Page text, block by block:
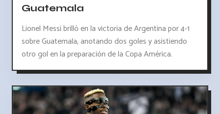
Guatemala
Lionel Messi brilló en la victoria de Argentina por 4-1
sobre Guatemala, anotando dos goles y asistiendo
otro gol en la preparación de la Copa América.